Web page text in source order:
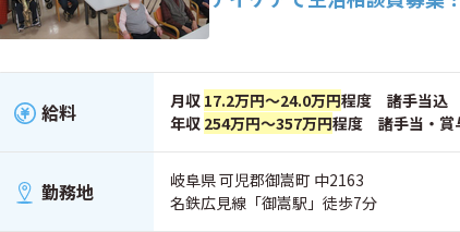
給料 月収 17.2万円～24.0万円程度 諸手当込
年収 254万円～357万円程度 諸手当・賞
勤務地
岐阜県 可児郡御嵩町 中2163
名鉄広見線「御嵩駅」徒歩7分